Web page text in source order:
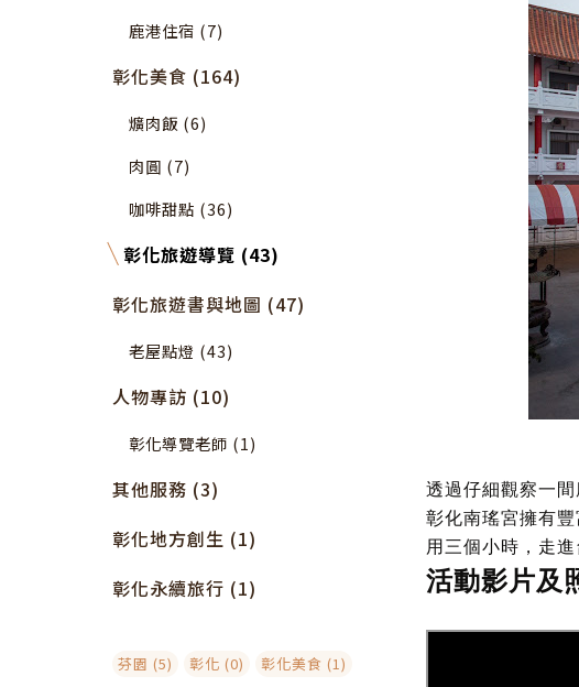
鹿港住宿 (7)
彰化美食 (164)
爌肉飯 (6)
肉圓 (7)
咖啡甜點 (36)
彰化旅遊導覽 (43)
彰化旅遊書與地圖 (47)
老屋點燈 (43)
人物專訪 (10)
彰化導覽老師 (1)
其他服務 (3)
彰化地方創生 (1)
彰化永續旅行 (1)
芬園 (5) 彰化 (0) 彰化美食 (1)
透過仔細觀察一
彰化南瑤宮擁有
用三個小時，走
活動影片及